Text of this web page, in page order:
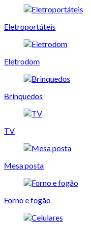
Eletroportáteis
Eletrodom
Brinquedos
TV
Mesa posta
Forno e fogão